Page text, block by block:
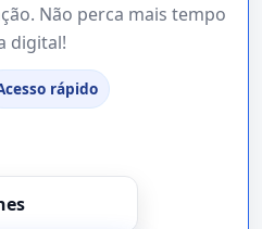
Não perca mais tempo
digital!
rápido